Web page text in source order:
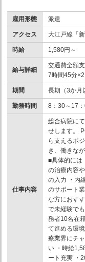
雇用形態 派遣
アクセス 大江戸線「
時給 1,580円～
給与詳細
交通費全額
7時間45分
期間 長期（3か月
勤務時間 8：30～17：
仕事内容
総合病院に
せします。
ら支えるポ
き、働きな
■具体的には
の治療内容
の入力 ・内
のサポート
な方におす
で未経験で
務者10名在
て進める環
療業界にチ
い ・時給
ート充実 ・